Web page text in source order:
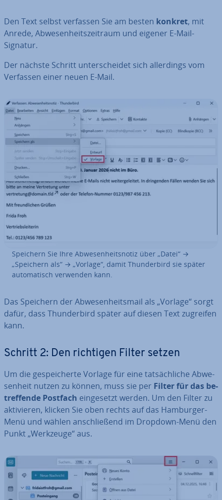
Den Text selbst verfassen Sie am besten konkret, mit
Anrede, Ab­we­sen­heits­zeit­raum und eigener E-Mail-
Signatur.
Der nächste Schritt un­ter­schei­det sich al­ler­dings vom
Verfassen einer neuen E-Mail.
Speichern Sie Ihre Ab­we­sen­heits­no­tiz über „Datei“ →
„Speichern als“ → „Vorlage“, damit Thun­der­bird sie später
au­to­ma­tisch verwenden kann.
Das Speichern der Ab­we­sen­heits­mail als „Vorlage“ sorgt
dafür, dass Thun­der­bird später auf diesen Text zugreifen
kann.
Schritt 2: Den richtigen Filter setzen
Um die ge­spei­cher­te Vorlage für eine tat­säch­li­che Ab­we­
sen­heit nutzen zu können, muss sie per Filter für das be­
tref­fen­de Postfach ein­ge­setzt werden. Um den Filter zu
ak­ti­vie­ren, klicken Sie oben rechts auf das Hamburger-
Menü und wählen an­schlie­ßend im Dropdown-Menü den
Punkt „Werkzeuge“ aus.